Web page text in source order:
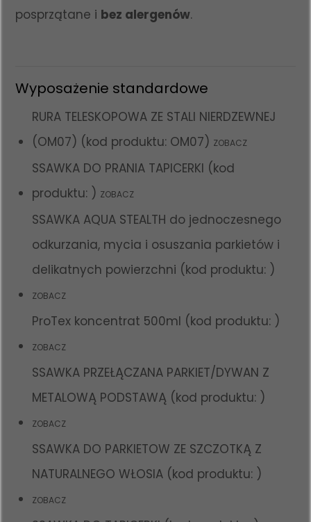
posprzątane i bez alergenów.
Wyposażenie standardowe
RURA TELESKOPOWA ZE STALI NIERDZEWNEJ
(OM07) (kod produktu: OM07) ZOBACZ
SSAWKA DO PRANIA TAPICERKI (kod
produktu: ) ZOBACZ
SSAWKA AQUA STEALTH do jednoczesnego
odkurzania, mycia i osuszania parkietów i
delikatnych powierzchni (kod produktu: )
ZOBACZ
ProTex koncentrat 500ml (kod produktu: )
ZOBACZ
SSAWKA PRZEŁĄCZANA PARKIET/DYWAN Z
METALOWĄ PODSTAWĄ (kod produktu: )
ZOBACZ
SSAWKA DO PARKIETOW ZE SZCZOTKĄ Z
NATURALNEGO WŁOSIA (kod produktu: )
ZOBACZ